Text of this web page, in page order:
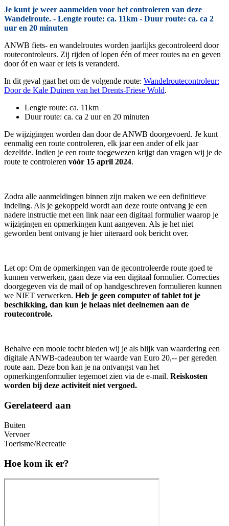
Je kunt je weer aanmelden voor het controleren van deze
Wandelroute. - Lengte route: ca. 11km - Duur route: ca. ca 2
uur en 20 minuten
ANWB fiets- en wandelroutes worden jaarlijks gecontroleerd door
routecontroleurs. Zij rijden of lopen één of meer routes na en geven
door óf en waar er iets is veranderd.
In dit geval gaat het om de volgende route: Wandelroutecontroleur:
Door de Kale Duinen van het Drents-Friese Wold.
Lengte route: ca. 11km
Duur route: ca. ca 2 uur en 20 minuten
De wijzigingen worden dan door de ANWB doorgevoerd. Je kunt
eenmalig een route controleren, elk jaar een ander of elk jaar
dezelfde. Indien je een route toegewezen krijgt dan vragen wij je de
route te controleren vóór 15 april 2024.
Zodra alle aanmeldingen binnen zijn maken we een definitieve
indeling. Als je gekoppeld wordt aan deze route ontvang je een
nadere instructie met een link naar een digitaal formulier waarop je
wijzigingen en opmerkingen kunt aangeven. Als je het niet
geworden bent ontvang je hier uiteraard ook bericht over.
Let op: Om de opmerkingen van de gecontroleerde route goed te
kunnen verwerken, gaan deze via een digitaal formulier. Correcties
doorgegeven via de mail of op handgeschreven formulieren kunnen
we NIET verwerken. Heb je geen computer of tablet tot je
beschikking, dan kun je helaas niet deelnemen aan de
routecontrole.
Behalve een mooie tocht bieden wij je als blijk van waardering een
digitale ANWB-cadeaubon ter waarde van Euro 20,-- per gereden
route aan. Deze bon kan je na ontvangst van het
opmerkingenformulier tegemoet zien via de e-mail. Reiskosten
worden bij deze activiteit niet vergoed.
Gerelateerd aan
Buiten
Vervoer
Toerisme/Recreatie
Hoe kom ik er?